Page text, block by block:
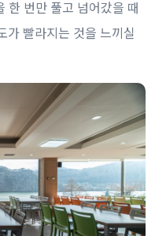
한 번만 풀고 넘어갔을 때
가 빨라지는 것을 느끼실